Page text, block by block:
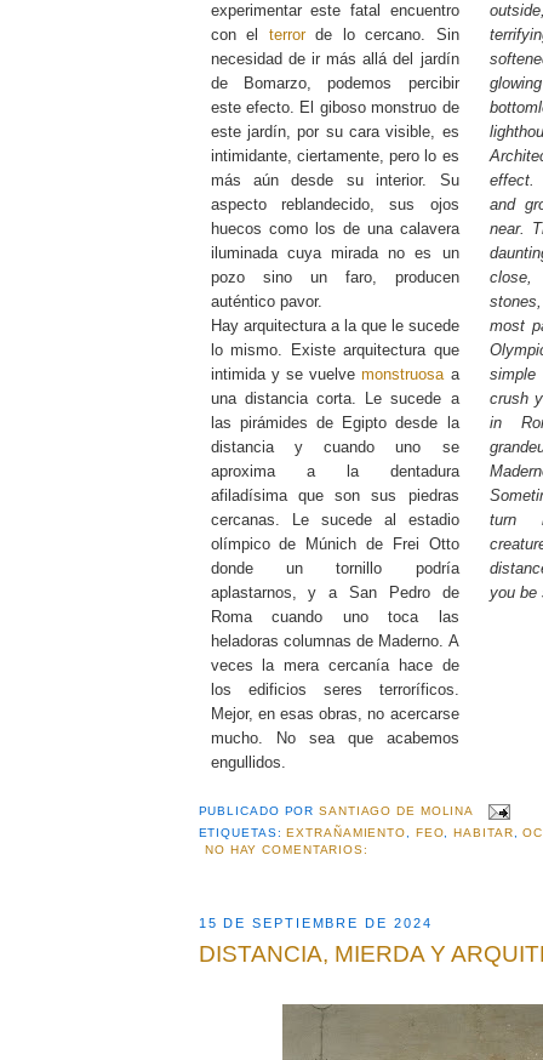
experimentar este fatal encuentro
con el terrorde lo cercano. Sin
necesidad de ir más allá del jardín
de Bomarzo, podemos percibir
este efecto. El giboso monstruo de
este jardín, por su cara visible, es
intimidante, ciertamente, pero lo es
más aún desde su interior. Su
aspecto reblandecido, sus ojos
huecos como los de una calavera
iluminada cuya mirada no es un
pozo sino un faro, producen
auténtico pavor.
Hay arquitectura a la que le sucede
lo mismo. Existe arquitectura que
intimida y se vuelvemonstruosaa
una distancia corta. Le sucede a
las pirámides de Egipto desde la
distancia y cuando uno se
aproxima a la dentadura
afiladísima que son sus piedras
cercanas. Le sucede al estadio
olímpico de Múnich de Frei Otto
donde un tornillo podría
aplastarnos, y a San Pedro de
Roma cuando uno toca las
heladoras columnas de Maderno. A
veces la mera cercanía hace de
los edificios seres terroríficos.
Mejor, en esas obras, no acercarse
mucho. No sea que acabemos
engullidos.
effect.
and
near.
most
simple
crush
in
turn
you be
PUBLICADO PORSANTIAGO DE MOLINA
ETIQUETAS:EXTRAÑAMIENTO FEO ,HABITAR ,
NO HAY COMENTARIOS:
15 DE SEPTIEMBRE DE 2024
DISTANCIA, MIERDA Y